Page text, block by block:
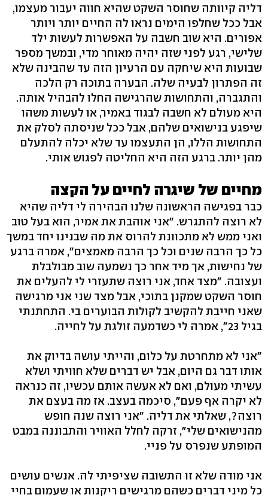
דליה קיוותה שחוסר השקט שהיא חווה יעבור מעצמו,
אבל ככל שחלפו הימים נראו לה החיים יותר ויותר
אפורים. היא שוב חשבה על האפשרות לעשות ילד
שלישי, רגע לפני שזה יהיה מאוחר מדי, ובמשך מספר
שבועות היא שיחקה עם הרעיון הזה עד שהבינה שלא
זה הפתרון לבעיה שלה. הבערה בתוכה רק הלכה
והתגברה, והתחושות שהרגישה החלו להבהיל אותה.
היא מעולם לא חשבה לבגוד באמיר, או לעשות משהו
שיפגע בנישואים שלהם, אבל ככל שניסתה לסלק את
התחושות הללו, הן התעצמו עד שלא יכלה להתעלם
מהן יותר. ברגע הזה היא החליטה לפגוש אותי.
מחיים של שיגרה לחיים על הקצה
כבר בפגישה הראשונה שלנו הבהירה לי דליה שהיא
לא רוצה להתגרש. "אני אוהבת את אמיר, הוא בעל טוב
ואני ממש לא מתכוונת להרוס את מה שבנינו יחד במשך
כל כך הרבה שנים וכל כך הרבה מאמצים", אמרה ברגע
של נחישות, אך מיד אחר כך נשמעה שוב מבולבלת
ועצובה. "מצד אחד, אני רוצה שתעזרי לי להעלים את
חוסר השקט שמקנן בתוכי, אבל מצד שני אני מרגישה
שאני חייבת להקשיב לקולות הבוערים בי. התחתנתי
בגיל 23", אמרה לי כשדמעה זולגת על לחייה.
"אני לא מתחרטת על כלום, והייתי עושה בדיוק את
אותו דבר גם היום, אבל יש דברים שלא חוויתי ושלא
עשיתי מעולם, ואם לא אעשה אותם עכשיו, זה כנראה
לא יקרה אף פעם", סיכמה בעצב. אז מה בעצם את
רוצה?, שאלתי את דליה. "אני רוצה שנה חופש
מהנישואים שלי", זרקה לחלל האוויר והתבוננה במבט
המופתע שנפרס על פניי.
אני מודה שלא זו התשובה שציפיתי לה. אנשים עושים
כל מיני דברים כשהם מרגישים ריקנות או שעמום בחיי